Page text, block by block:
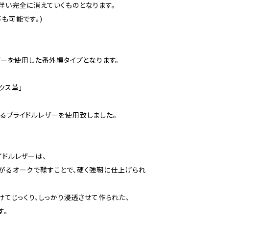
完全に消えていくものとなります。
可能です。)
を使用した番外編タイプとなります。
ス革」
ライドルレザーを使用致しました。
ルレザーは、
オークで鞣すことで、硬く強靭に仕上げられ
じっくり、しっかり浸透させて作られた、